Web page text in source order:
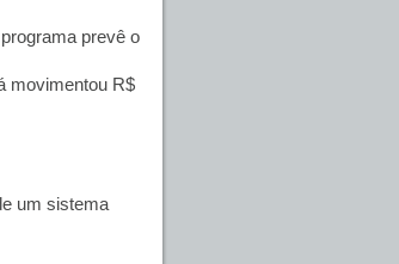
prevê o
movimentou R$
um sistema